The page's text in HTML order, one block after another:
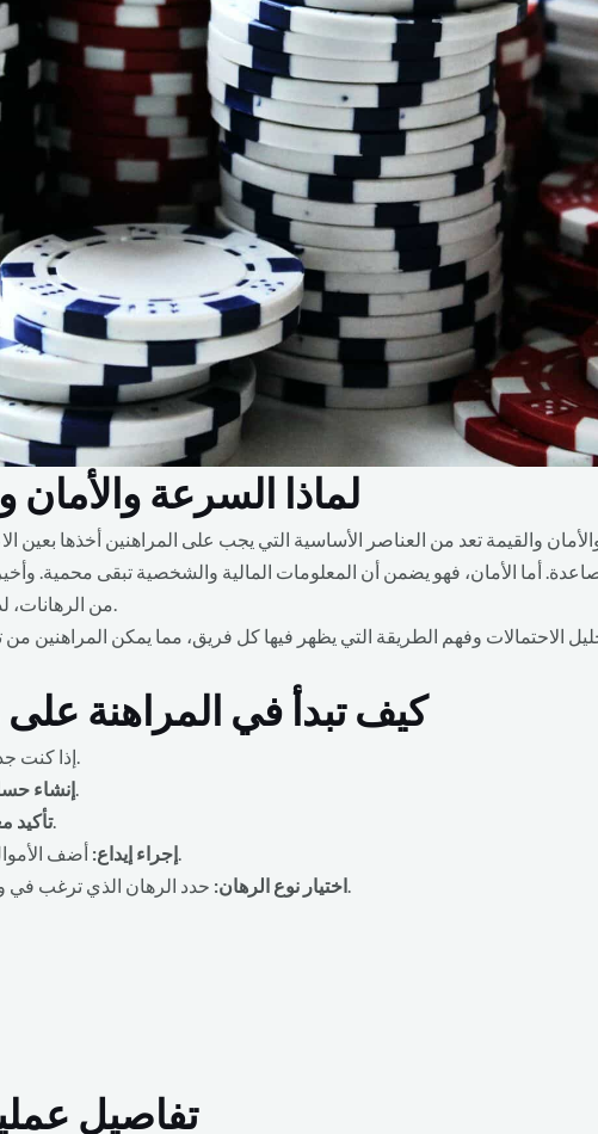
لماذا السرعة والأمان
والقيمة تعد من العناصر الأساسية التي يجب على المراهنين أخذها بعين
أما الأمان، فهو يضمن أن المعلومات المالية والشخصية تبقى محمية.
من الرهانات، لذا من المهم التأكد من فهم الاحتمالات بشكل صحيح.
الاحتمالات وفهم الطريقة التي يظهر فيها كل فريق، مما يمكن المراهنين
كيف تبدأ في المراهنة على
إذا كنت جديداً في عالم المراهنات، إليك خطوات مُبسطة لتبدأ.
إنشاءقم بالتسجيل في منصة مراهنة موثوقة.
تأكيدتأكد من صحة البيانات التي قدمتها.
إجراء إيداع:أضف الأموال إلى حسابك باستخدام طريقة دفع مناسبة.
اختيار نوع الرهان:حدد الرهان الذي ترغب في وضعه، سواء كان على الفائز أو عدد الأهداف.
تفاصيل